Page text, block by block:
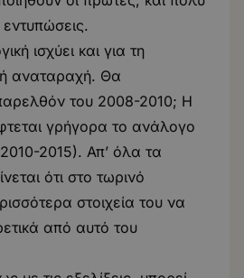
εντυπώσεις.
ισχύει και για τη
αναταραχή. Θα
του 2008-2010; Η
γρήγορα το ανάλογο
2015). Απ’ όλα τα
ότι στο τωρινό
στοιχεία του να
από αυτό του